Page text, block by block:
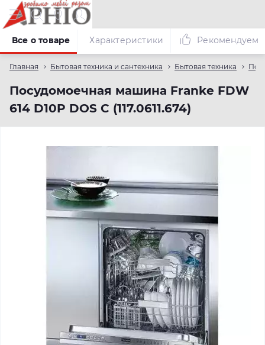
Главная Бытовая техника и сантехника Бытовая техника
Посудомоечная машина Franke FDW
614 D10P DOS C (117.0611.674)
Все о товаре Характеристики Рекомендуем